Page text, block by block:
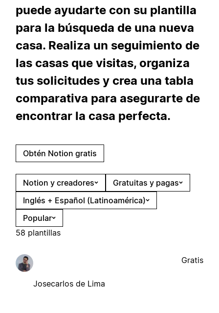
puede ayudarte con su plantilla
para la búsqueda de una nueva
casa. Realiza un seguimiento de
las casas que visitas, organiza
tus solicitudes y crea una tabla
comparativa para asegurarte de
encontrar la casa perfecta.
Obtén Notion gratis
Notion y creadores
Gratuitas y pagas
Inglés + Español (Latinoamérica)
Popular
58 plantillas
Josecarlos de Lima
Gratis